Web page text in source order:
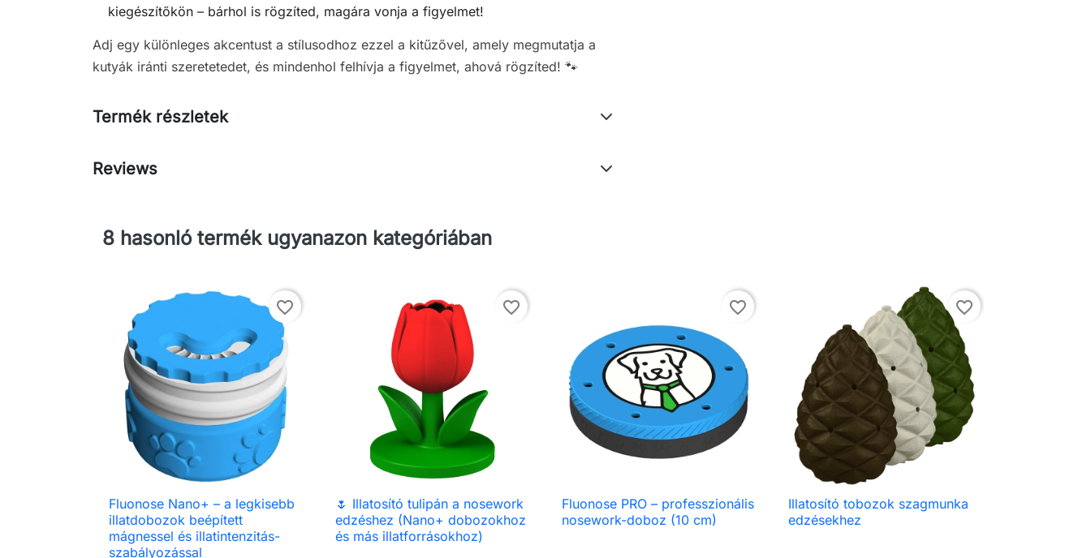
kiegészítőkön – bárhol is rögzíted, magára vonja a figyelmet!
Adj egy különleges akcentust a stílusodhoz ezzel a kitűzővel, amely megmutatja a
kutyák iránti szeretetedet, és mindenhol felhívja a figyelmet, ahová rögzíted! 🐾
Termék részletek
Reviews
8 hasonló termék ugyanazon kategóriában
favorite_border
 Előnézet
Fluonose Nano+ – a legkisebb
illatdobozok beépített
mágnessel és illatintenzitás-
szabályozással
favorite_border
 Előnézet
🌷 Illatosító tulipán a nosework
edzéshez (Nano+ dobozokhoz
és más illatforrásokhoz)
favorite_border
 Előnézet
Fluonose PRO – professzionális
nosework-doboz (10 cm)
favorite_border
 Előnézet
Illatosító tobozok szagmunka
edzésekhez